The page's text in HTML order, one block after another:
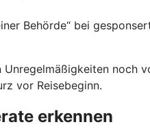
Behörde“ bei
noch
vor Reisebeginn.
erkennen